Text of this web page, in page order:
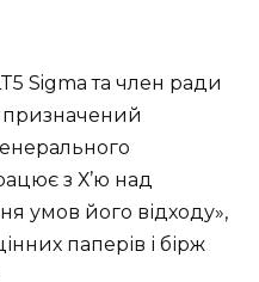
Sigma та член ради
призначений
з Х’ю над
умов його відходу»,
паперів і бірж